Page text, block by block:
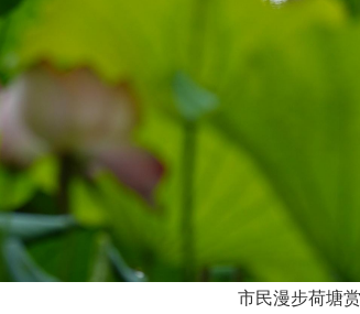
市民漫步荷塘